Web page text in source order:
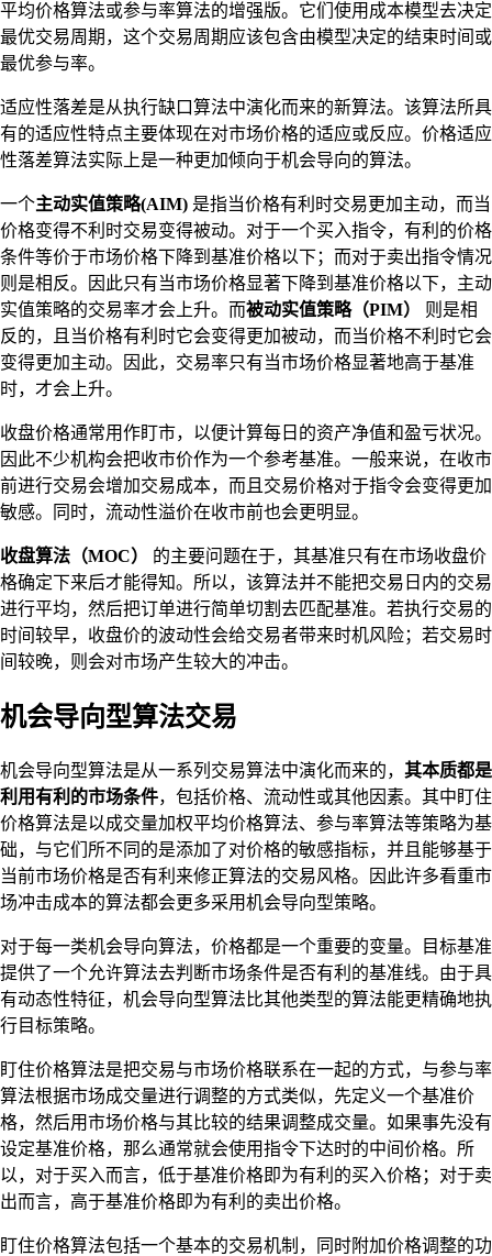
平均价格算法或参与率算法的增强版。它们使用成本模型去决定
最优交易周期，这个交易周期应该包含由模型决定的结束时间或
最优参与率。
适应性落差是从执行缺口算法中演化而来的新算法。该算法所具
有的适应性特点主要体现在对市场价格的适应或反应。价格适应
性落差算法实际上是一种更加倾向于机会导向的算法。
一个主动实值策略(AIM) 是指当价格有利时交易更加主动，而当
价格变得不利时交易变得被动。对于一个买入指令，有利的价格
条件等价于市场价格下降到基准价格以下；而对于卖出指令情况
则是相反。因此只有当市场价格显著下降到基准价格以下，主动
实值策略的交易率才会上升。而被动实值策略（PIM）
则是相
反的，且当价格有利时它会变得更加被动，而当价格不利时它会
变得更加主动。因此，交易率只有当市场价格显著地高于基准
时，才会上升。
收盘价格通常用作盯市，以便计算每日的资产净值和盈亏状况。
因此不少机构会把收市价作为一个参考基准。一般来说，在收市
前进行交易会增加交易成本，而且交易价格对于指令会变得更加
敏感。同时，流动性溢价在收市前也会更明显。
收盘算法（MOC）
的主要问题在于，其基准只有在市场收盘价
格确定下来后才能得知。所以，该算法并不能把交易日内的交易
进行平均，然后把订单进行简单切割去匹配基准。若执行交易的
时间较早，收盘价的波动性会给交易者带来时机风险；若交易时
间较晚，则会对市场产生较大的冲击。
机会导向型算法交易
机会导向型算法是从一系列交易算法中演化而来的， 其本质都是
利用有利的市场条件，包括价格、流动性或其他因素。其中盯住
价格算法是以成交量加权平均价格算法、参与率算法等策略为基
础，与它们所不同的是添加了对价格的敏感指标，并且能够基于
当前市场价格是否有利来修正算法的交易风格。因此许多看重市
场冲击成本的算法都会更多采用机会导向型策略。
对于每一类机会导向算法，价格都是一个重要的变量。目标基准
提供了一个允许算法去判断市场条件是否有利的基准线。由于具
有动态性特征，机会导向型算法比其他类型的算法能更精确地执
行目标策略。
盯住价格算法是把交易与市场价格联系在一起的方式，与参与率
算法根据市场成交量进行调整的方式类似，先定义一个基准价
格，然后用市场价格与其比较的结果调整成交量。如果事先没有
设定基准价格，那么通常就会使用指令下达时的中间价格。所
以，对于买入而言，低于基准价格即为有利的买入价格；对于卖
出而言，高于基准价格即为有利的卖出价格。
盯住价格算法包括一个基本的交易机制，同时附加价格调整的功